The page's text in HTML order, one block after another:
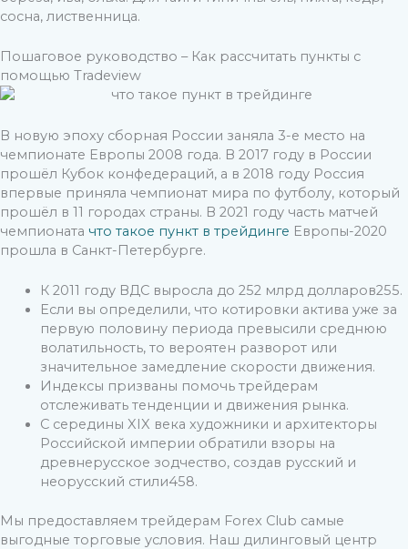
сосна, лиственница.
Пошаговое руководство – Как рассчитать пункты с
помощью Tradeview
В новую эпоху сборная России заняла 3-е место на
чемпионате Европы 2008 года. В 2017 году в России
прошёл Кубок конфедераций, а в 2018 году Россия
впервые приняла чемпионат мира по футболу, который
прошёл в 11 городах страны. В 2021 году часть матчей
чемпионата что такое пункт в трейдинге Европы-2020
прошла в Санкт-Петербурге.
К 2011 году ВДС выросла до 252 млрд долларов255.
Если вы определили, что котировки актива уже за
первую половину периода превысили среднюю
волатильность, то вероятен разворот или
значительное замедление скорости движения.
Индексы призваны помочь трейдерам
отслеживать тенденции и движения рынка.
С середины XIX века художники и архитекторы
Российской империи обратили взоры на
древнерусское зодчество, создав русский и
неорусский стили458.
Мы предоставляем трейдерам Forex Club самые
выгодные торговые условия. Наш дилинговый центр